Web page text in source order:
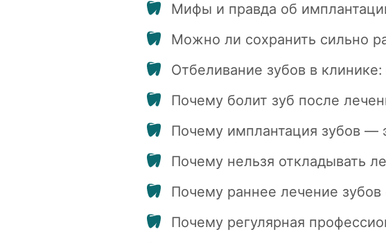
Мифы и правда об
Можно ли сохранить сильно
Отбеливание зубов в
Почему болит зуб после
Почему имплантация зубов —
Почему нельзя откладывать
Почему раннее лечение
Почему регулярная